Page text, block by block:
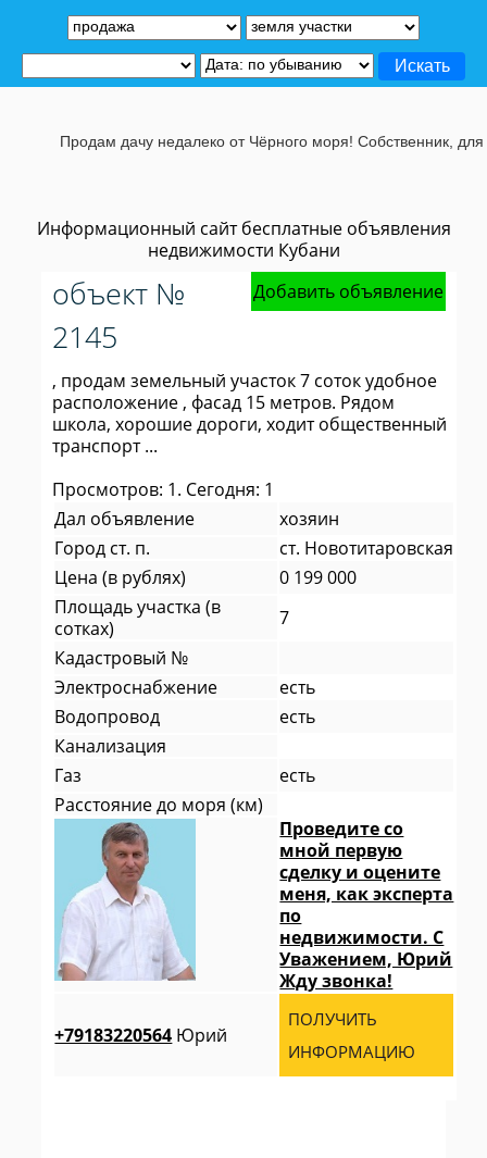
Информационный сайт бесплатные объявления
недвижимости Кубани
Добавить объявление
объект №
2145
, продам земельный участок 7 соток удобное
расположение , фасад 15 метров. Рядом
школа, хорошие дороги, ходит общественный
транспорт ...
Просмотров: 1. Сегодня: 1
Дал объявление
хозяин
Город ст. п.
ст. Новотитаровская
Цена (в рублях)
0 199 000
Площадь участка (в
сотках)
7
Кадастровый №
Электроснабжение
есть
Водопровод
есть
Канализация
Газ
есть
Расстояние до моря (км)
Проведите со
мной первую
сделку и оцените
меня, как эксперта
по
недвижимости. С
Уважением, Юрий
Жду звонка!
+79183220564 Юрий
ПОЛУЧИТЬ
ИНФОРМАЦИЮ
Продам дачу недалеко от Чёрного моря! Собственник, для